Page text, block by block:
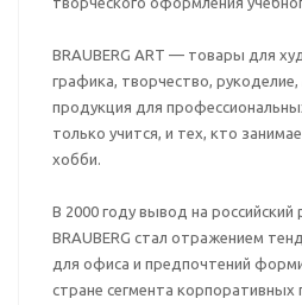
BRAUBERG ART — товары для
графика, творчество,
продукция для
только учится, и тех, кто
хобби.
В 2000 году вывод на
BRAUBERG стал отражением
для офиса и предпочтений
стране сегмента корпоративных